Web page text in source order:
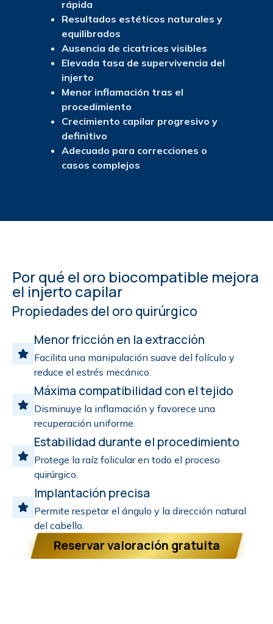
rápida
Resultados estéticos naturales y
equilibrados
Ausencia de cicatrices visibles
Elevada tasa de supervivencia del
injerto
Menor inflamación tras el
procedimiento
Crecimiento capilar progresivo y
definitivo
Adecuado para correcciones o
casos complejos
Por qué el oro biocompatible mejora
el injerto capilar
Propiedades del oro quirúrgico
Menor fricción en la extracción
Facilita una manipulación suave del folículo y
reduce el estrés mecánico.
Máxima compatibilidad con el tejido
Disminuye la inflamación y favorece una
recuperación uniforme.
Estabilidad durante el procedimiento
Protege la raíz folicular en todo el proceso
quirúrgico.
Implantación precisa
Permite respetar el ángulo y la dirección natural
del cabello.
Reservar valoración gratuita